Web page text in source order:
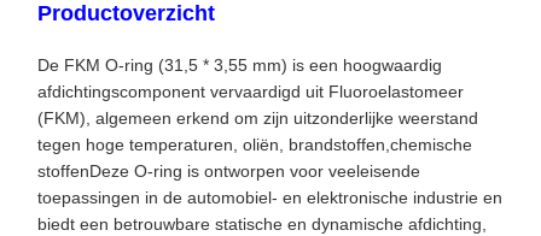
Productoverzicht
De FKM O-ring (31,5 * 3,55 mm) is een hoogwaardig
afdichtingscomponent vervaardigd uit Fluoroelastomeer
(FKM), algemeen erkend om zijn uitzonderlijke weerstand
tegen hoge temperaturen, oliën, brandstoffen,chemische
stoffenDeze O-ring is ontworpen voor veeleisende
toepassingen in de automobiel- en elektronische industrie en
biedt een betrouwbare statische en dynamische afdichting,